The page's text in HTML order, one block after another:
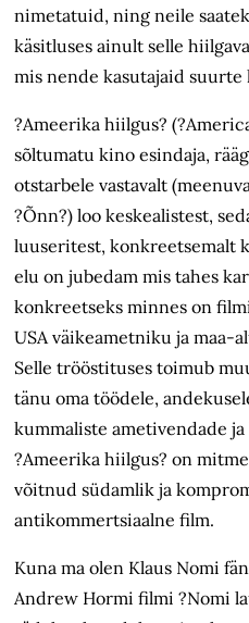
nimetatuid, ning neile
käsitluses ainult selle
mis nende kasutajaid suurte
?Ameerika hiilgus?
sõltumatu kino esindaja,
otstarbele vastavalt
?Õnn?) loo keskealistest,
luuseritest, konkreetsemalt
elu on jubedam mis tahes
konkreetseks minnes on
USA väikeametniku ja maa-
Selle trööstituses toimub
tänu oma töödele,
kummaliste ametivendade ja
?Ameerika hiilgus? on
võitnud südamlik ja
antikommertsiaalne film.
Kuna ma olen Klaus Nomi
Andrew Hormi filmi ?Nomi